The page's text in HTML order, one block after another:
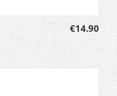
€14.90